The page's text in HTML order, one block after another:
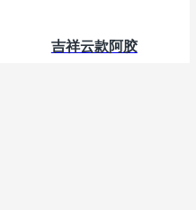
吉祥云款阿胶